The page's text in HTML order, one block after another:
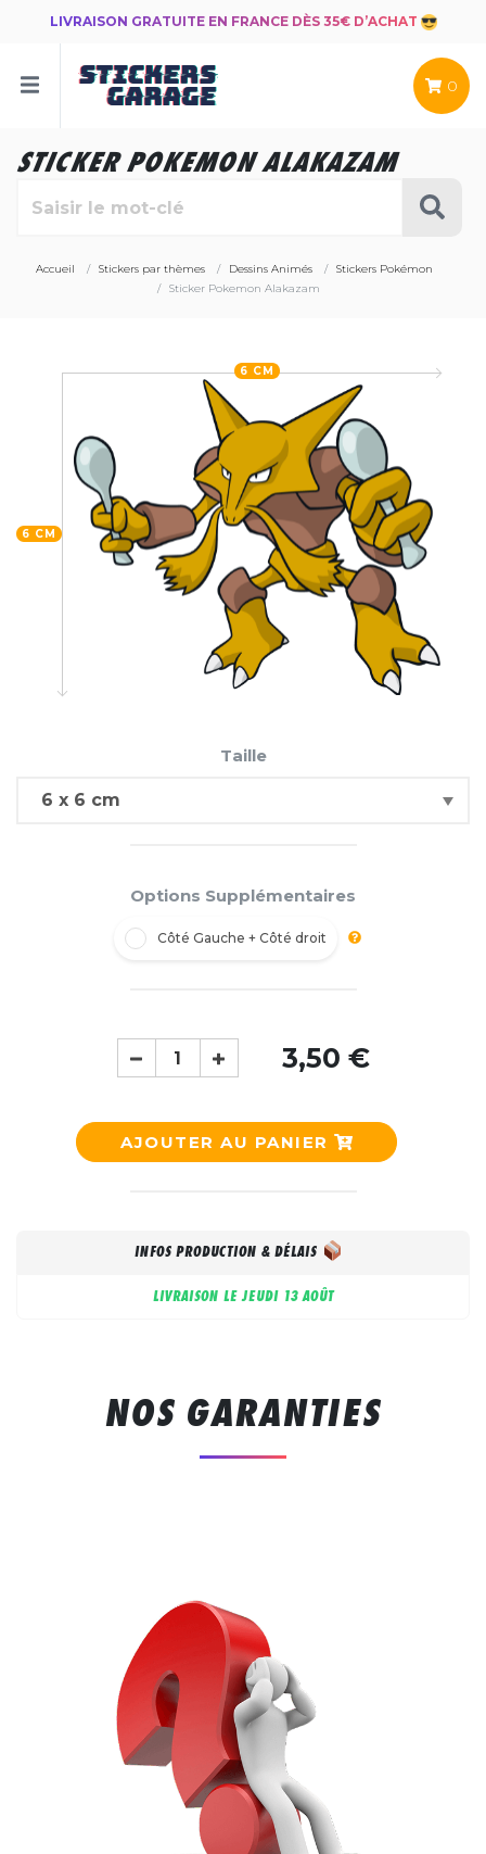
LIVRAISON GRATUITE EN FRANCE DÈS 35€ D’ACHAT
0
STICKER POKEMON ALAKAZAM
Accueil Stickers par thèmes Dessins Animés
Stickers Pokémon
Sticker Pokemon Alakazam
6 CM
6 CM
Taille
Options Supplémentaires
Côté Gauche + Côté droit
3,50 €
AJOUTER AU PANIER
INFOS PRODUCTION & DÉLAIS
LIVRAISON LE JEUDI 13 AOÛT
NOS GARANTIES